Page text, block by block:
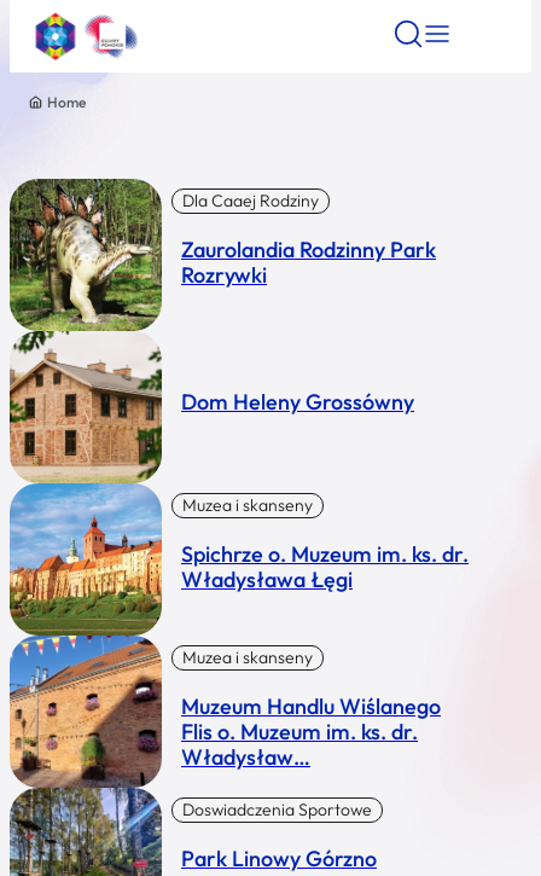
Nazwa atrakcji
Miasto
Kategoria
Home
Dla Caaej Rodziny
Zaurolandia Rodzinny Park
Rozrywki
Dom Heleny Grossówny
Muzea i skanseny
Spichrze o. Muzeum im. ks. dr.
Władysława Łęgi
Muzea i skanseny
Muzeum Handlu Wiślanego
Flis o. Muzeum im. ks. dr.
Władysław…
Doswiadczenia Sportowe
Park Linowy Górzno